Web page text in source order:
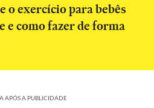
o exercício para bebês
e como fazer de forma
APÓS A PUBLICIDADE